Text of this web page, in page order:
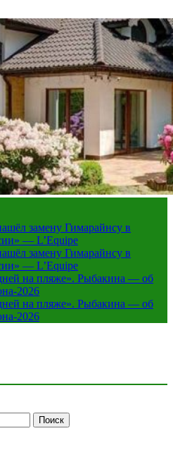
замену Гимарайнсу в
— L’Equipe
замену Гимарайнсу в
— L’Equipe
на пляже». Рыбакина — об
2026
на пляже». Рыбакина — об
2026